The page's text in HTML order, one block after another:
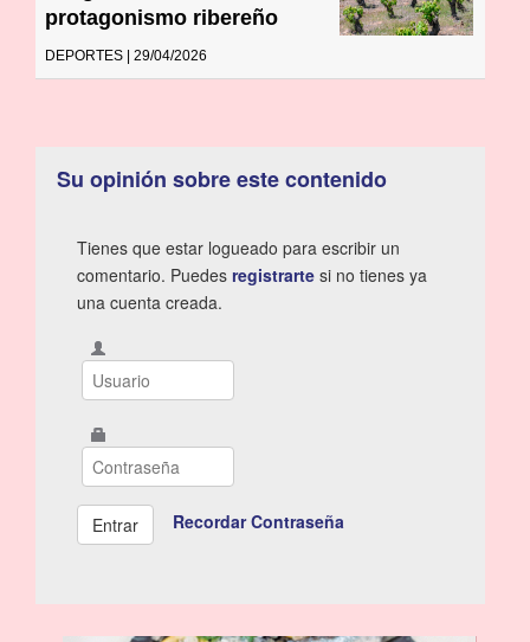
protagonismo ribereño
DEPORTES | 29/04/2026
Su opinión sobre este contenido
Tienes que estar logueado para escribir un
comentario. Puedes registrarte si no tienes ya
una cuenta creada.
Recordar Contraseña